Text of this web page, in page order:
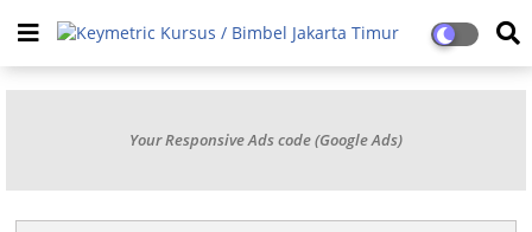
Your Responsive Ads code (Google Ads)